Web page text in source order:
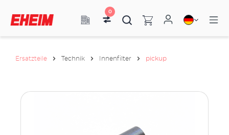
0
Ersatzteile Technik Innenfilter pickup